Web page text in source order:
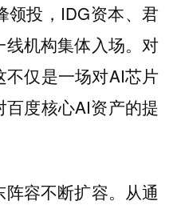
领投，IDG资本、君
机构集体入场。对
仅是一场对AI芯片
度核心AI资产的提
容不断扩容。从通